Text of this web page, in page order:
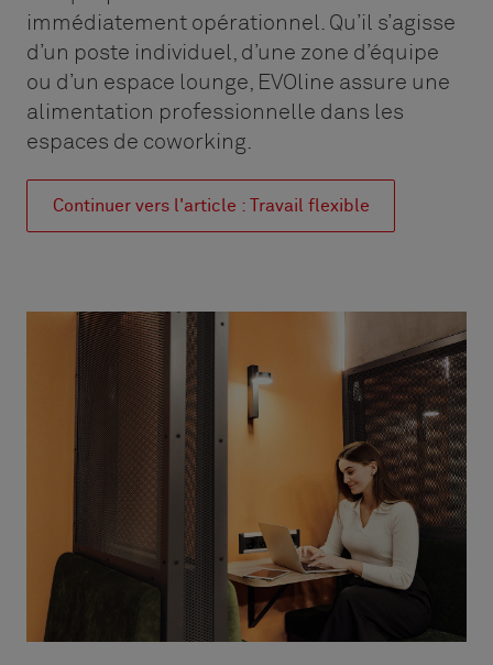
immédiatement opérationnel. Qu’il s’agisse
d’un poste individuel, d’une zone d’équipe
ou d’un espace lounge, EVOline assure une
alimentation professionnelle dans les
espaces de coworking.
Continuer vers l'article : Travail flexible